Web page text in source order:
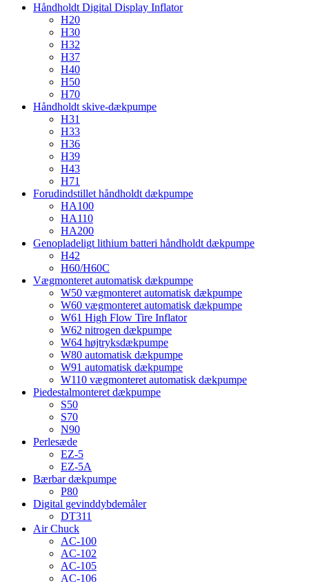
Håndholdt Digital Display Inflator
H20
H30
H32
H37
H40
H50
H70
Håndholdt skive-dækpumpe
H31
H33
H36
H39
H43
H71
Forudindstillet håndholdt dækpumpe
HA100
HA110
HA200
Genopladeligt lithium batteri håndholdt dækpumpe
H42
H60/H60C
Vægmonteret automatisk dækpumpe
W50 vægmonteret automatisk dækpumpe
W60 vægmonteret automatisk dækpumpe
W61 High Flow Tire Inflator
W62 nitrogen dækpumpe
W64 højtryksdækpumpe
W80 automatisk dækpumpe
W91 automatisk dækpumpe
W110 vægmonteret automatisk dækpumpe
Piedestalmonteret dækpumpe
S50
S70
N90
Perlesæde
EZ-5
EZ-5A
Bærbar dækpumpe
P80
Digital gevinddybdemåler
DT311
Air Chuck
AC-100
AC-102
AC-105
AC-106